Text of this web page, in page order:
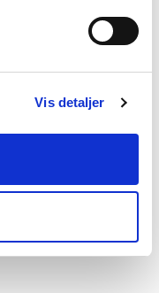
Vis detaljer